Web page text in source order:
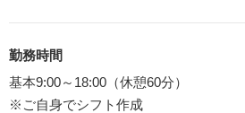
勤務時間
基本9:00～18:00（休憩60分）
※ご自身でシフト作成